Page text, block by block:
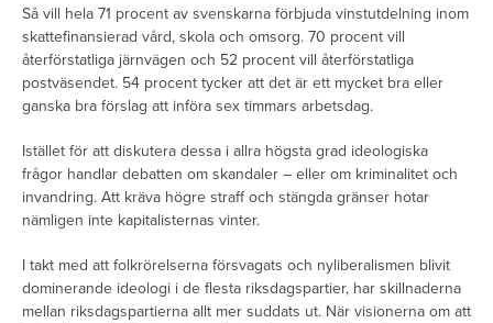
Så vill hela 71 procent av svenskarna förbjuda vinstutdelning inom
skattefinansierad vård, skola och omsorg. 70 procent vill
återförstatliga järnvägen och 52 procent vill återförstatliga
postväsendet. 54 procent tycker att det är ett mycket bra eller
ganska bra förslag att införa sex timmars arbetsdag.
Istället för att diskutera dessa i allra högsta grad ideologiska
frågor handlar debatten om skandaler – eller om kriminalitet och
invandring. Att kräva högre straff och stängda gränser hotar
nämligen inte kapitalisternas vinter.
I takt med att folkrörelserna försvagats och nyliberalismen blivit
dominerande ideologi i de flesta riksdagspartier, har skillnaderna
mellan riksdagspartierna allt mer suddats ut. När visionerna om att